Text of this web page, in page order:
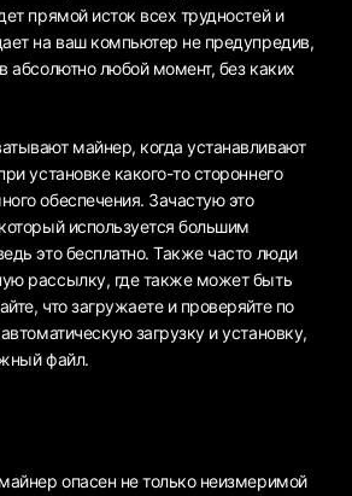
прямой исток всех трудностей и
на ваш компьютер не предупредив,
абсолютно любой момент, без каких
майнер, когда устанавливают
установке какого-то стороннего
обеспечения. Зачастую это
используется большим
это бесплатно. Также часто люди
рассылку, где также может быть
что загружаете и проверяйте по
загрузку и установку,
файл.
опасен не только неизмеримой